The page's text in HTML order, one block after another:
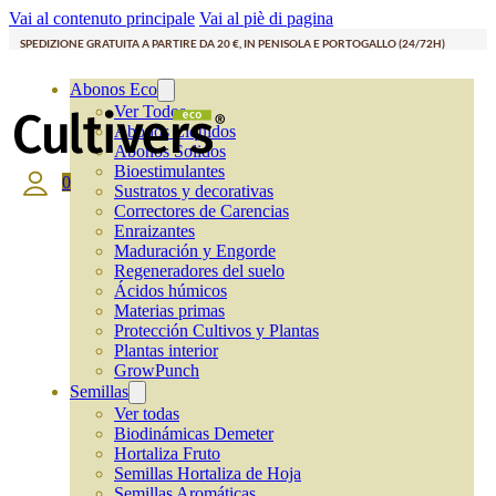
Vai al contenuto principale Vai al piè di pagina
SPEDIZIONE GRATUITA A PARTIRE DA 20 €, IN PENISOLA E PORTOGALLO (24/72H)
Abonos Eco
Ver Todos
Abonos Líquidos
Abonos Solidos
Bioestimulantes
Sustratos y decorativas
Correctores de Carencias
Enraizantes
Maduración y Engorde
Regeneradores del suelo
Ácidos húmicos
Materias primas
Protección Cultivos y Plantas
Plantas interior
GrowPunch
Semillas
Ver todas
Biodinámicas Demeter
Hortaliza Fruto
Semillas Hortaliza de Hoja
0